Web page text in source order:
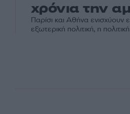
χρόνια την
Παρίσι και Αθήνα ενισχύουν
εξωτερική πολιτική, η